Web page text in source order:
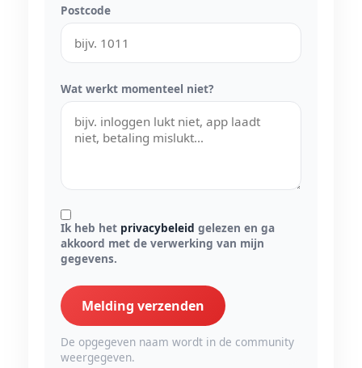
Postcode
Wat werkt momenteel niet?
Ik heb het privacybeleid gelezen en ga
akkoord met de verwerking van mijn
gegevens.
Melding verzenden
De opgegeven naam wordt in de community
weergegeven.